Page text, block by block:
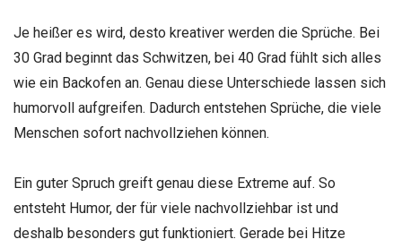
Je heißer es wird, desto kreativer werden die Sprüche. Bei
30 Grad beginnt das Schwitzen, bei 40 Grad fühlt sich alles
wie ein Backofen an. Genau diese Unterschiede lassen sich
humorvoll aufgreifen. Dadurch entstehen Sprüche, die viele
Menschen sofort nachvollziehen können.
Ein guter Spruch greift genau diese Extreme auf. So
entsteht Humor, der für viele nachvollziehbar ist und
deshalb besonders gut funktioniert. Gerade bei Hitze